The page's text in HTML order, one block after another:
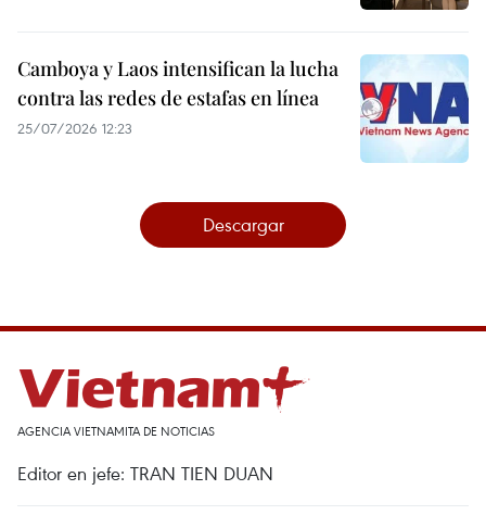
Camboya y Laos intensifican la lucha
contra las redes de estafas en línea
25/07/2026 12:23
Descargar
AGENCIA VIETNAMITA DE NOTICIAS
Editor en jefe: TRAN TIEN DUAN